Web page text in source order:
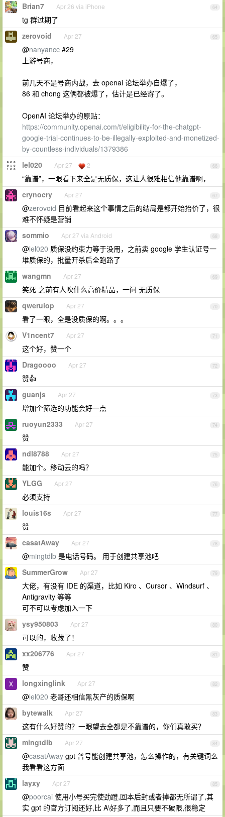
64
Brian7 Apr 26 via iPhone
tg 群过期了
65
zerovoid Apr 27
@nanyancc #29
上游号商，
前几天不是号商内战，去 openai 论坛举办自爆了，
86 和 chong 这俩都被爆了，估计是已经寄了。
OpenAI 论坛举办的原贴：
https://community.openai.com/t/eligibility-for-the-chatgpt-
google-trial-continues-to-be-illegally-exploited-and-monetized-
by-countless-individuals/1379386
66
lel020 Apr 27 2
“靠谱”，一眼看下来全是无质保，这让人很难相信他靠谱啊，
67
crynocry Apr 27
@zerovoid 目前看起来这个事情之后的结局是都开始抬价了，很
难不怀疑是营销
68
sommio Apr 27 via Android
@lel020 质保没约束力等于没用，之前卖 google 学生认证号一
堆质保的，批量开杀后全跑路了
69
wangmn Apr 27
笑死 之前有人吹什么高价精品，一问 无质保
70
qweruiop Apr 27
看了一眼，全是没质保的啊。。。
71
V1ncent7 Apr 27
这个好，赞一个
72
Dragoooo Apr 27
赞👍
73
guanjs Apr 27
增加个筛选的功能会好一点
74
ruoyun2333 Apr 27
赞
75
ndl8788 Apr 27
能加个。移动云的吗？
76
YLGG Apr 27
必须支持
77
louis16s Apr 27
赞
78
casatAway Apr 27
@mingtdlb 是电话号码。 用于创建共享池吧
79
SummerGrow Apr 27
大佬，有没有 IDE 的渠道，比如 Kiro 、Cursor 、Windsurf 、
Antigravity 等等
可不可以考虑加入一下
80
ysy950803 Apr 27
可以的，收藏了！
81
xx206776 Apr 27
赞
82
longxinglink Apr 27
@lel020 老哥还相信黑灰产的质保啊
83
bytewalk Apr 27
这有什么好赞的？一眼望去全都是不靠谱的，你们真敢买？
84
mingtdlb Apr 27
@casatAway gpt 普号能创建共享池，怎么操作的，有关键词么
我看看这方面
85
layxy Apr 27
@poorcai 使用小号买完使劲蹬,回本后封或者掉都无所谓了,其
实 gpt 的官方订阅还好,比 A\好多了,而且只要不破限,很稳定